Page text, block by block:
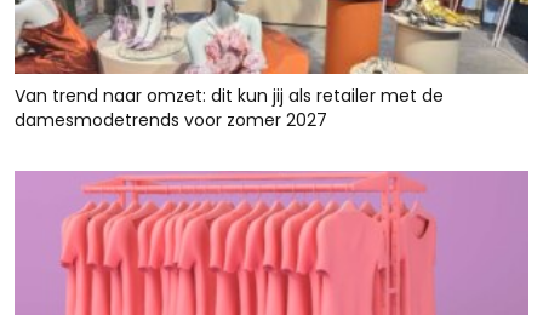
Van trend naar omzet: dit kun jij als retailer met de
damesmodetrends voor zomer 2027